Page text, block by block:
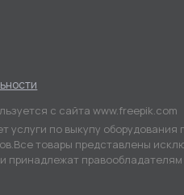
с сайта www.freepik.com
услуги по выкупу оборудования
товары представлены
принадлежат правообладателям